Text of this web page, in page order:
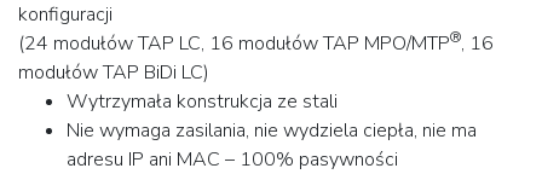
konfiguracji
(24 modułów TAP LC, 16 modułów TAP MPO/MTP®, 16
modułów TAP BiDi LC)
Wytrzymała konstrukcja ze stali
Nie wymaga zasilania, nie wydziela ciepła, nie ma
adresu IP ani MAC – 100% pasywności